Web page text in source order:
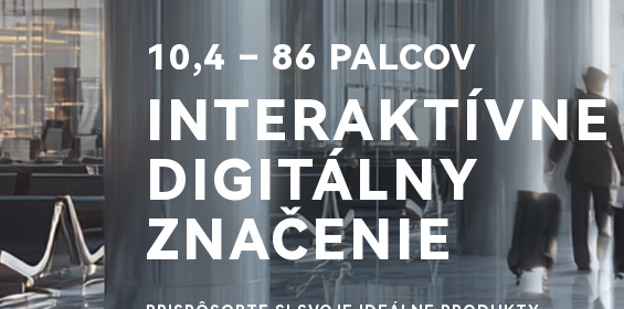
10,4 – 86 PALCOV
INTERAKTÍVNE
DIGITÁLNY
ZNAČENIE